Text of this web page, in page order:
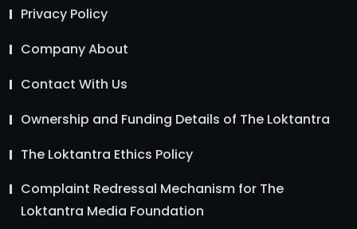
Privacy Policy
Company About
Contact With Us
Ownership and Funding Details of The Loktantra
The Loktantra Ethics Policy
Complaint Redressal Mechanism for The
Loktantra Media Foundation